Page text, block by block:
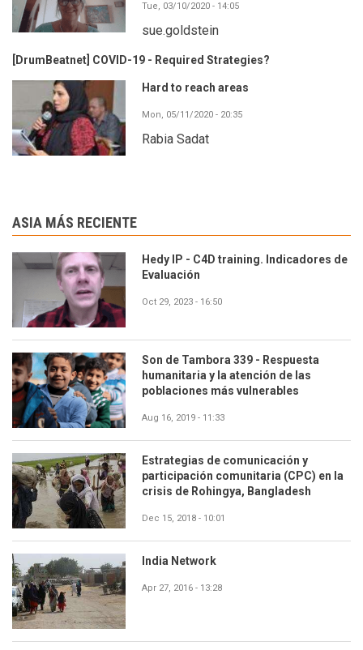
Tue, 03/10/2020 - 14:05
sue.goldstein
[DrumBeatnet] COVID-19 - Required Strategies?
Hard to reach areas
Mon, 05/11/2020 - 20:35
Rabia Sadat
ASIA MÁS RECIENTE
Hedy IP - C4D training. Indicadores de
Evaluación
Oct 29, 2023 - 16:50
Son de Tambora 339 - Respuesta
humanitaria y la atención de las
poblaciones más vulnerables
Aug 16, 2019 - 11:33
Estrategias de comunicación y
participación comunitaria (CPC) en la
crisis de Rohingya, Bangladesh
Dec 15, 2018 - 10:01
India Network
Apr 27, 2016 - 13:28